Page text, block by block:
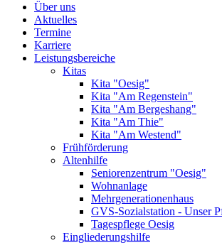
Über uns
Aktuelles
Termine
Karriere
Leistungsbereiche
Kitas
Kita "Oesig"
Kita "Am Regenstein"
Kita "Am Bergeshang"
Kita "Am Thie"
Kita "Am Westend"
Frühförderung
Altenhilfe
Seniorenzentrum "Oesig"
Wohnanlage
Mehrgenerationenhaus
GVS-Sozialstation - Unser
Tagespflege Oesig
Eingliederungshilfe